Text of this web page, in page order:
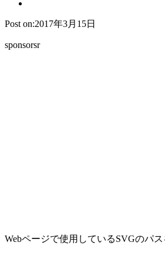
Post on:2017年3月15日
sponsorsr
Webページで使用しているSVGのパ